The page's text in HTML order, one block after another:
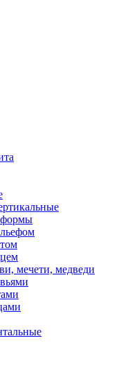
формы
мечети, медведи